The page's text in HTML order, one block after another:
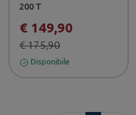
200 T
€ 149,90
€ 175,90
Disponibile